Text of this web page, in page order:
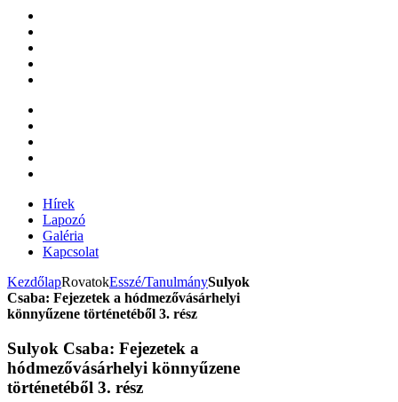
Hírek
Lapozó
Galéria
Kapcsolat
KezdőlapRovatokEsszé/TanulmánySulyok
Csaba: Fejezetek a hódmezővásárhelyi
könnyűzene történetéből 3. rész
Sulyok Csaba: Fejezetek a
hódmezővásárhelyi könnyűzene
történetéből 3. rész